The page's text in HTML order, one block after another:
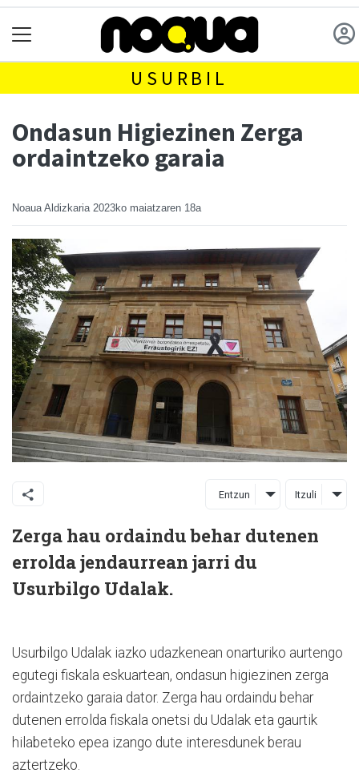
USURBIL
Ondasun Higiezinen Zerga
ordaintzeko garaia
Noaua Aldizkaria 2023ko maiatzaren 18a
Entzun Itzuli
Zerga hau ordaindu behar dutenen
errolda jendaurrean jarri du
Usurbilgo Udalak.
Usurbilgo Udalak iazko udazkenean onarturiko aurtengo
egutegi fiskala eskuartean, ondasun higiezinen zerga
ordaintzeko garaia dator. Zerga hau ordaindu behar
dutenen errolda fiskala onetsi du Udalak eta gaurtik
hilabeteko epea izango dute interesdunek berau
aztertzeko.